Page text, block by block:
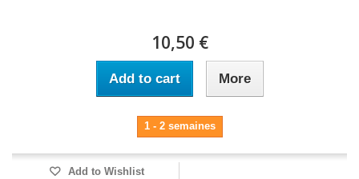
10,50 €
Add to cart More
1 - 2 semaines
Add to Wishlist